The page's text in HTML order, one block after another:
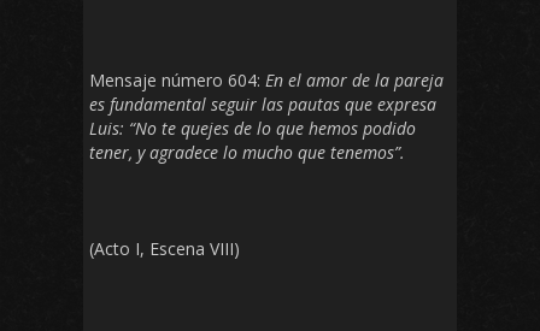
Mensaje número 604: En el amor de la pareja
es fundamental seguir las pautas que expresa
Luis: “No te quejes de lo que hemos podido
tener, y agradece lo mucho que tenemos”.
(Acto I, Escena VIII)